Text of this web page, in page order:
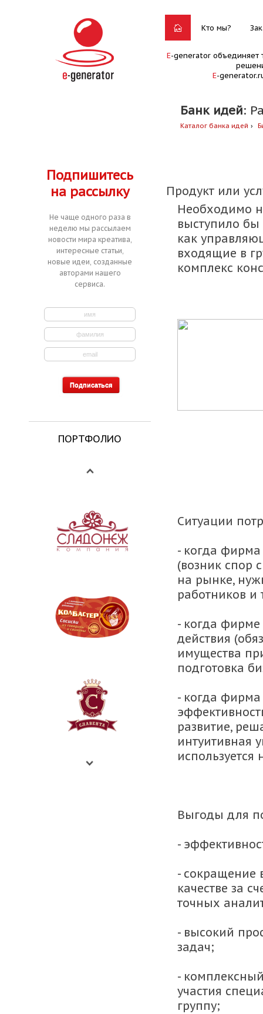
Кто мы?
E-generator объединяет
E-
Банк идей:
Каталог банка идей
Подпишитесь
на рассылку
Не чаще одного раза в
неделю мы рассылаем
новости мира креатива,
интересные статьи,
новые идеи, созданные
авторами нашего
сервиса.
ПОРТФОЛИО
Продукт или
Необходимо
выступило бы
как
входящие в
комплекс
Ситуации
- когда фирма
(возник спор
на рынке,
работников и
- когда
действия
имущества
подготовка
- когда
развитие,
интуитивная
используется
Выгоды для
-
- сокращение
качестве за
точных
- высокий
задач;
-
участия
группу;